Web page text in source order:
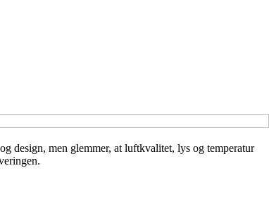
design, men glemmer, at luftkvalitet, lys og temperatur